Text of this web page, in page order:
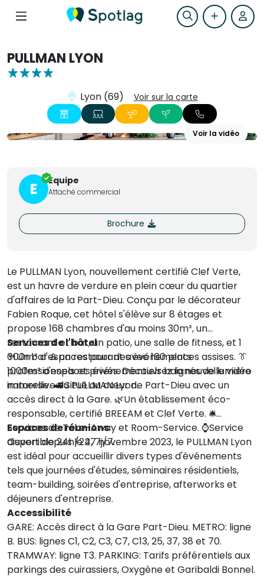
PULLMAN LYON
Lyon (69) Voir sur la carte
Voir la vidéo
E Equipe
Attaché commercial
Brochure
Le PULLMAN Lyon, nouvellement certifié Clef Verte,
est un havre de verdure en plein cœur du quartier
d'affaires de la Part-Dieu. Conçu par le décorateur
Fabien Roque, cet hôtel s'élève sur 8 étages et
propose 168 chambres d'au moins 30m², un
restaurant et bar, un patio, une salle de fitness, et 1
000m² d'espaces pour des événements
professionnels et privés. Découvrez la nouvelle vidéo
immersive du PULLMAN Lyon.
Services de l'hôtel
🍴​Un bar & un restaurant avec 160 places assises. 👔​
1000m² d'espaces événementiels baignés de lumière
naturelle. 🚅​ Situé au cœur de Part-Dieu avec un
accès direct à la Gare. 🌿​Un établissement éco-
responsable, certifié BREEAM et Clef Verte. 🛎️​
Services de Take-Away et Room-Service. ⌚​Service
disponible 24h/24, 7j/7.
Espaces de réunions
Ouvert depuis le 27 novembre 2023, le PULLMAN Lyon
est idéal pour accueillir divers types d'événements
tels que journées d'études, séminaires résidentiels,
team-building, soirées d'entreprise, afterworks et
déjeuners d'entreprise.
Accessibilité
GARE: Accès direct à la Gare Part-Dieu. METRO: ligne
B. BUS: lignes C1, C2, C3, C7, C13, 25, 37, 38 et 70.
TRAMWAY: ligne T3. PARKING: Tarifs préférentiels aux
parkings des cuirassiers, Oxygène et Garibaldi Bonnel.